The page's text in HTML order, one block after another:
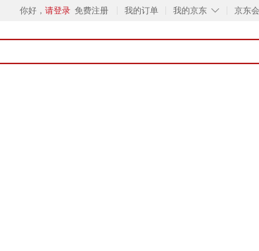
你好， 请登录 免费注册 我的订单 ◇
我的京东 京东